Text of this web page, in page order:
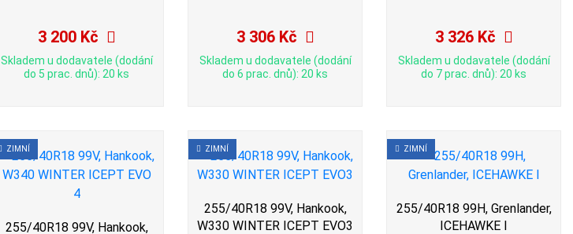
3 200 Kč
Skladem u dodavatele (dodání
do 5 prac. dnů): 20 ks
3 306 Kč
Skladem u dodavatele (dodání
do 6 prac. dnů): 20 ks
3 326 Kč
Skladem u dodavatele (dodání
do 7 prac. dnů): 20 ks
ZIMNÍ
255/40R18 99V, Hankook,
ZIMNÍ
255/40R18 99V, Hankook,
W330 WINTER ICEPT EVO3
ZIMNÍ
255/40R18 99H, Grenlander,
ICEHAWKE I